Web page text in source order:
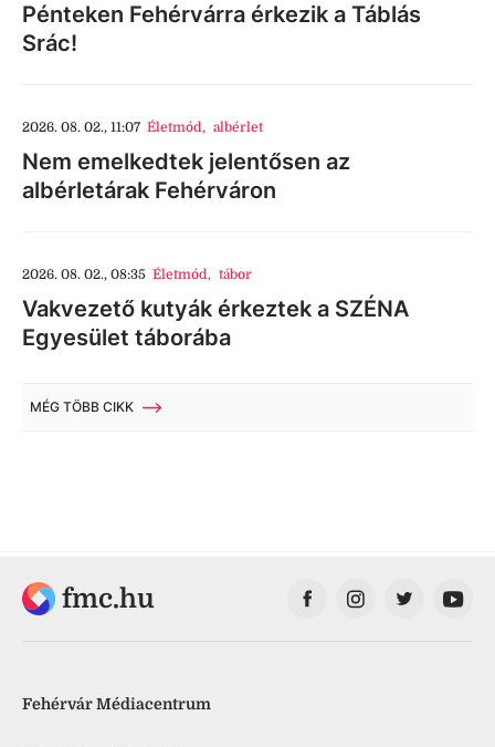
Pénteken Fehérvárra érkezik a Táblás
Srác!
2026. 08. 02., 11:07 Életmód, albérlet
Nem emelkedtek jelentősen az
albérletárak Fehérváron
2026. 08. 02., 08:35 Életmód, tábor
Vakvezető kutyák érkeztek a SZÉNA
Egyesület táborába
MÉG TÖBB CIKK
fmc.hu
Fehérvár Médiacentrum